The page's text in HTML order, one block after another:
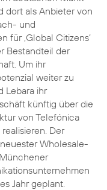
dort als Anbieter von
und
für ‚Global Citizens‘
Bestandteil der
Um ihr
weiter zu
Lebara ihr
künftig über die
von Telefónica
Der
Wholesale-
Jahr geplant.